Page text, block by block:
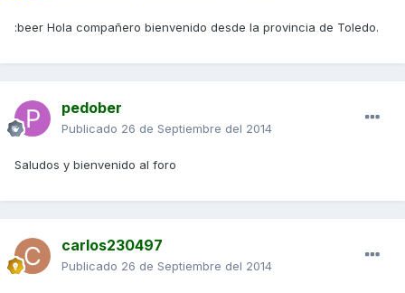
:beer Hola compañero bienvenido desde la provincia de Toledo.
pedober
Publicado 26 de Septiembre del 2014
Saludos y bienvenido al foro
carlos230497
Publicado 26 de Septiembre del 2014